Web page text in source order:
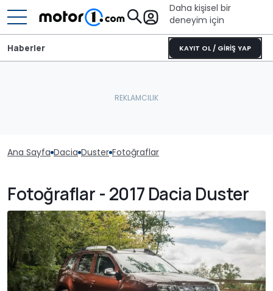
Daha kişisel bir
deneyim için
KAYIT OL / GİRİŞ YAP
Haberler
Ana Sayfa Dacia Duster Fotoğraflar
Fotoğraflar - 2017 Dacia Duster